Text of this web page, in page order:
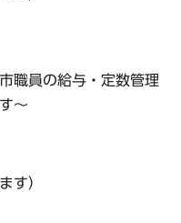
職員の給与・定数管理
～
す）